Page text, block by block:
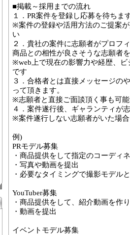
■掲載～採用までの流れ
１．PR案件を登録し応募を待ちま
※案件の登録や活用方法のご提案
い
２．貴社の案件に志願者がプロフ
商品との相性が良さそうな志願者
※web上で現在の影響力や経歴、
です
３．合格者とは直接メッセージの
って頂きます。
※志願者と直接ご面談頂く事も可
４．案件遂行後、ギャランティが
※案件遂行しない志願者がいた場
例)
PRモデル募集
・商品提供をして指定のコーディ
・写真や動画を提出
・必要なタイミングで撮影モデル
YouTuber募集
・商品提供をして、紹介動画を作
・動画を提出
イベントモデル募集